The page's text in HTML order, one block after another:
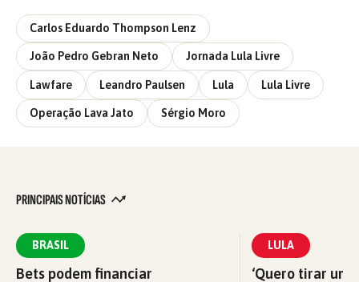
Carlos Eduardo Thompson Lenz
João Pedro Gebran Neto Jornada Lula Livre
Lawfare Leandro Paulsen Lula Lula Livre
Operação Lava Jato Sérgio Moro
PRINCIPAIS NOTÍCIAS
BRASIL
Bets podem financiar
LULA
‘Quero tirar